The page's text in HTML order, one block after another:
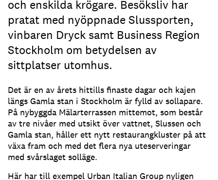
och enskilda krögare. Besöksliv har
pratat med nyöppnade Slussporten,
vinbaren Dryck samt Business Region
Stockholm om betydelsen av
sittplatser utomhus.
Det är en av årets hittills finaste dagar och kajen
längs Gamla stan i Stockholm är fylld av sollapare.
På nybyggda Mälarterrassen mittemot, som består
av tre nivåer med utsikt över vattnet, Slussen och
Gamla stan, håller ett nytt restaurangkluster på att
växa fram och med det flera nya uteserveringar
med svårslaget solläge.
Här har till exempel Urban Italian Group nyligen